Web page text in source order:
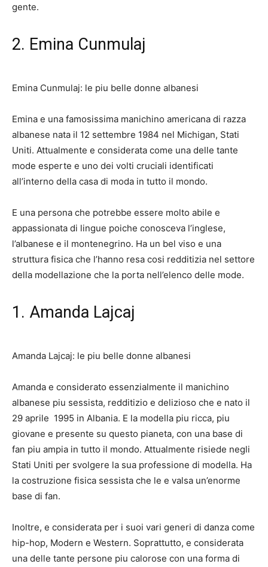
gente.
2. Emina Cunmulaj
Emina Cunmulaj: le piu belle donne albanesi
Emina e una famosissima manichino americana di razza
albanese nata il 12 settembre 1984 nel Michigan, Stati
Uniti. Attualmente e considerata come una delle tante
mode esperte e uno dei volti cruciali identificati
all’interno della casa di moda in tutto il mondo.
E una persona che potrebbe essere molto abile e
appassionata di lingue poiche conosceva l’inglese,
l’albanese e il montenegrino. Ha un bel viso e una
struttura fisica che l’hanno resa cosi redditizia nel settore
della modellazione che la porta nell’elenco delle mode.
1. Amanda Lajcaj
Amanda Lajcaj: le piu belle donne albanesi
Amanda e considerato essenzialmente il manichino
albanese piu sessista, redditizio e delizioso che e nato il
29 aprile 1995 in Albania. E la modella piu ricca, piu
giovane e presente su questo pianeta, con una base di
fan piu ampia in tutto il mondo. Attualmente risiede negli
Stati Uniti per svolgere la sua professione di modella. Ha
la costruzione fisica sessista che le e valsa un’enorme
base di fan.
Inoltre, e considerata per i suoi vari generi di danza come
hip-hop, Modern e Western. Soprattutto, e considerata
una delle tante persone piu calorose con una forma di